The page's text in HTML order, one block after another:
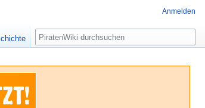
Anmelden
Suche